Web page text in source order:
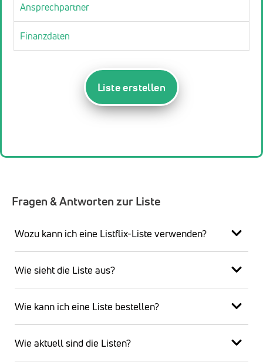
Ansprechpartner
Finanzdaten
Liste erstellen
Fragen & Antworten zur Liste
Wozu kann ich eine Listflix-Liste verwenden?
Wie sieht die Liste aus?
Wie kann ich eine Liste bestellen?
Wie aktuell sind die Listen?